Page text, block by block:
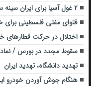
۲ غول آسیا برای ایران سینه سپر کردند؛ ماشه غربی کارساز نشد
فتوای مفتی فلسطینی برای
اختلال در حرکت قطارهای خط ۵ متروی
سقوط مجدد در بورس /
تهدید دانشگاه، تهدید ایران
هنگام جوش آوردن خودرو این